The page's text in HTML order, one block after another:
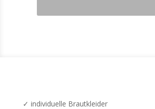
✓ individuelle Brautkleider